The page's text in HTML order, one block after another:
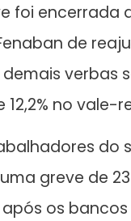
foi encerrada
de
verbas
12,2% no vale-
do
greve de
os